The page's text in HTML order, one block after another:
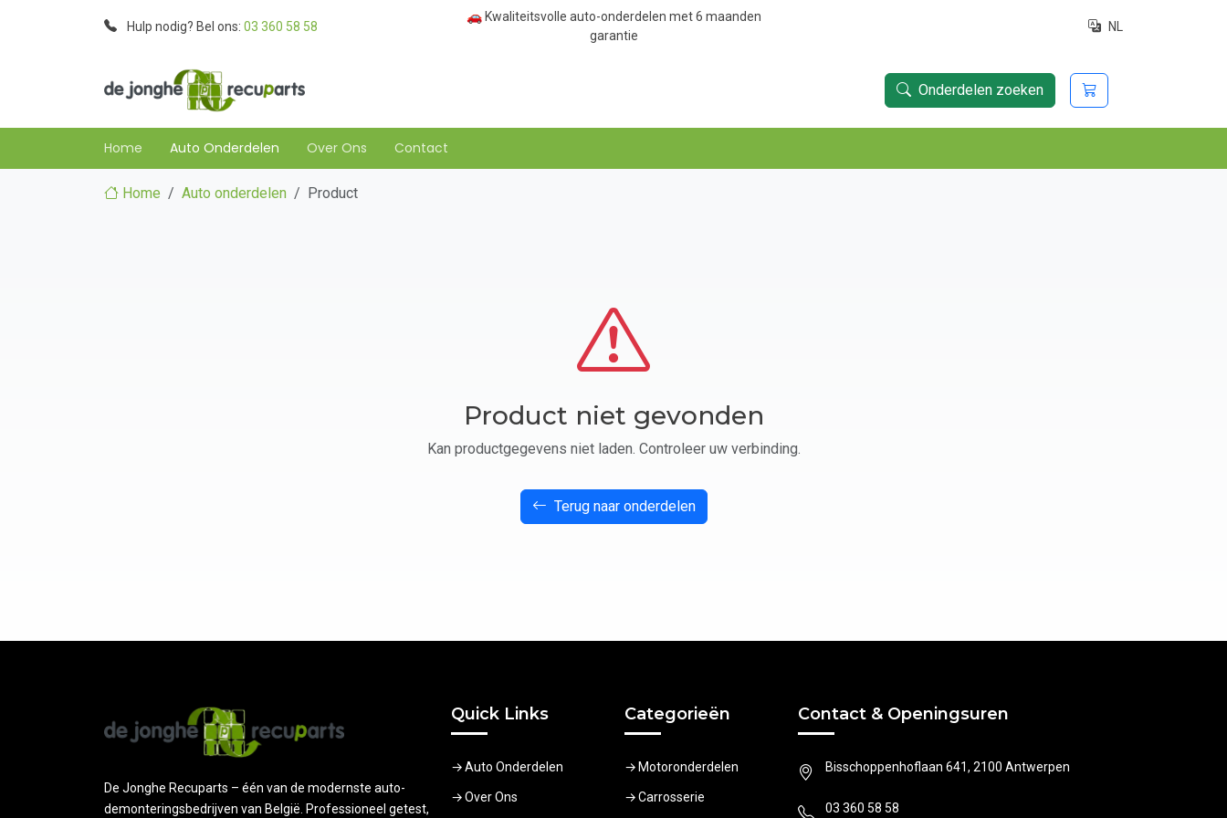
Hulp nodig? Bel ons: 03 360 58 58
🚗 Kwaliteitsvolle auto-onderdelen met 6 maanden
garantie
NL
Onderdelen zoeken
Home Auto Onderdelen Over Ons Contact
Home Auto onderdelen Product
Product niet gevonden
Kan productgegevens niet laden. Controleer uw verbinding.
Terug naar onderdelen
De Jonghe Recuparts – één van de modernste auto-
demonteringsbedrijven van België. Professioneel getest,
Quick Links
Auto Onderdelen
Over Ons
Categorieën
Motoronderdelen
Carrosserie
Contact & Openingsuren
Bisschoppenhoflaan 641, 2100 Antwerpen
03 360 58 58